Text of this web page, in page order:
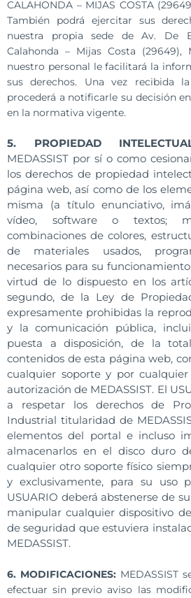
CALAHONDA – MIJAS COSTA
También podrá ejercitar sus
nuestra propia sede de Av. De
Calahonda – Mijas Costa (29649),
nuestro personal le facilitará la
sus derechos. Una vez recibida la
procederá a notificarle su decisión
en la normativa vigente.
5. PROPIEDAD
MEDASSIST por sí o como
los derechos de propiedad
página web, así como de los
misma (a título enunciativo,
vídeo, software o textos;
combinaciones de colores,
de materiales usados,
necesarios para su
virtud de lo dispuesto en los
segundo, de la Ley de
expresamente prohibidas la
y la comunicación pública,
puesta a disposición, de la
contenidos de esta página web,
cualquier soporte y por
autorización de MEDASSIST. El
a respetar los derechos de
Industrial titularidad de
elementos del portal e incluso
almacenarlos en el disco duro
cualquier otro soporte físico
y exclusivamente, para su uso
USUARIO deberá abstenerse de
manipular cualquier dispositivo
de seguridad que estuviera
MEDASSIST.
6. MODIFICACIONES: MEDASSIST
efectuar sin previo aviso las